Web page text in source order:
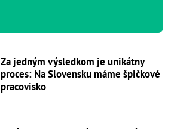
Za jedným výsledkom je unikátny
proces: Na Slovensku máme špičkové
pracovisko